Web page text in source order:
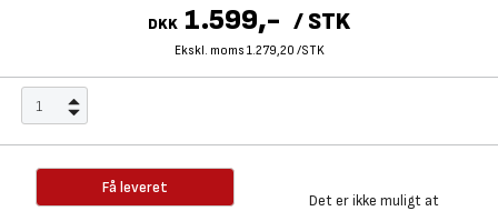
DKK 1.599,- /STK
Ekskl. moms 1.279,20 /STK
Få leveret
Det er ikke muligt at